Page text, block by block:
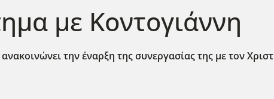
με Κοντογιάννη
την έναρξη της συνεργασίας της με τον